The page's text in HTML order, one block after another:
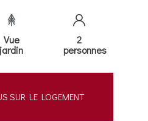
Vue
jardin
2
personnes
SUR LE LOGEMENT